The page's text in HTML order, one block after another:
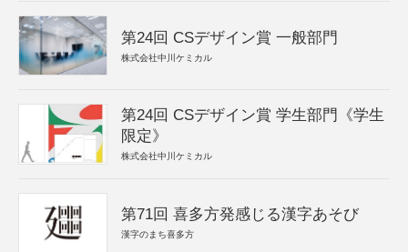
第24回 CSデザイン賞 一般部門
株式会社中川ケミカル
第24回 CSデザイン賞 学生部門《学生
限定》
株式会社中川ケミカル
第71回 喜多方発感じる漢字あそび
漢字のまち喜多方